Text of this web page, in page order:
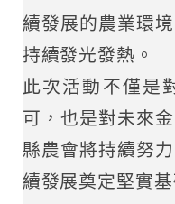
續發展的農業環
持續發光發熱。
此次活動不僅是
可，也是對未來
縣農會將持續努
續發展奠定堅實